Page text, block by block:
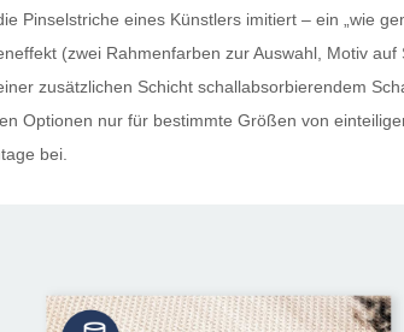
Pinselstriche eines Künstlers imitiert – ein „wie
(zwei Rahmenfarben zur Auswahl, Motiv
zusätzlichen Schicht schallabsorbierendem
Optionen nur für bestimmte Größen von
bei.